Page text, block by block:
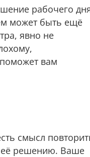
рабочего
может быть ещё
явно не
вам
смысл
её решению. Ваше